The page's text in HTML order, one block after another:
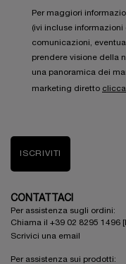
Per maggiori
(ivi incluse
comunicazioni,
prendere visione della
una panoramica dei
marketing diretto
ISCRIVITI
CONTATTACI
Per assistenza sugli ordini:
Chiama il +39 02 8295 1496
Scrivici una email
Per assistenza sui prodotti: